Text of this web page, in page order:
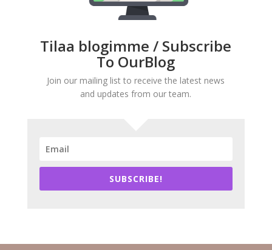
Tilaa blogimme / Subscribe
To OurBlog
Join our mailing list to receive the latest news
and updates from our team.
SUBSCRIBE!